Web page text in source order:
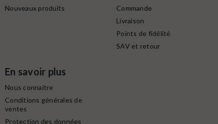
Nouveaux produits
Commande
Livraison
Points de fidélité
SAV et retour
En savoir plus
Nous connaitre
Conditions générales de
ventes
Protection des données